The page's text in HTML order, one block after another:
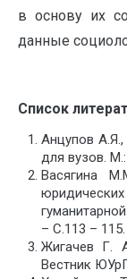
в основу их
данные
Список
Анцупов
для вузов.
Васягина
– С.113 – 115.
Жигачев Г.
Вестник